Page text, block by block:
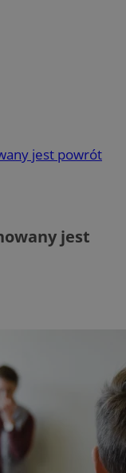
jest powrót
jest